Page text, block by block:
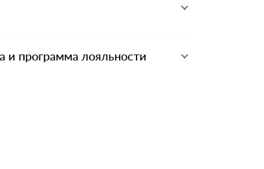
и программа лояльности